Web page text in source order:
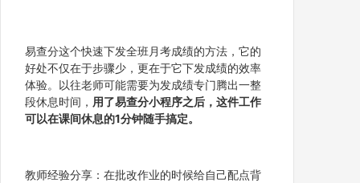
易查分这个快速下发全班月考成绩的方法，它的
好处不仅在于步骤少，更在于它下发成绩的效率
体验。以往老师可能需要为发成绩专门腾出一整
段休息时间， 用了易查分小程序之后，这件工作
可以在课间休息的1分钟随手搞定。
教师经验分享：在批改作业的时候给自己配点背